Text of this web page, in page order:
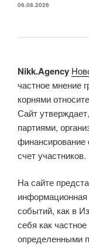
06.08.2026
Nikk.Agency
частное мнение
корнями
Сайт
партиями,
финансирование
счет участников.
На сайте
информационная
событий, как в
себя как
определенными